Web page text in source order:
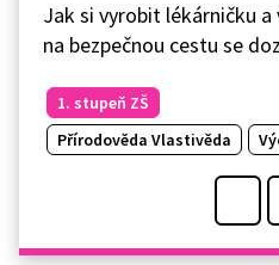
Jak si vyrobit lékárničku
na bezpečnou cestu se
1. stupeň ZŠ
Přírodověda Vlastivěda